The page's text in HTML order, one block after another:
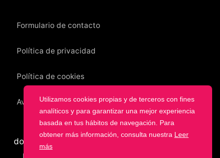
Formulario de contacto
Política de privacidad
Política de cookies
Aviso legal
En este sitio web todos los enlaces hacia
documentos y aplicativos tienen como destino la
página oficial del MEF donde están alojados
Utilizamos cookies propias y de terceros con fines
analíticos y para garantizar una mejor experiencia
basada en tus hábitos de navegación. Para
obtener más información, consulta nuestra Leer
más